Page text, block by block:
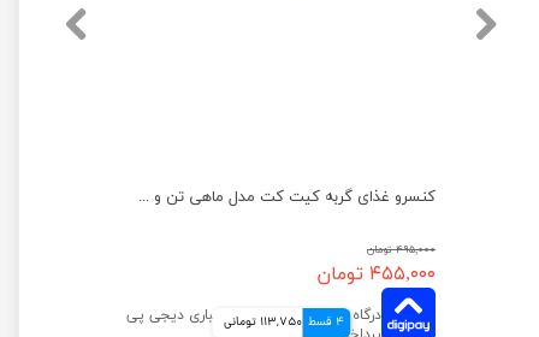
کنسرو غذای گربه کیت کت مدل ماهی تن و سالمون وزن 80 گرم
۴۹۵,۰۰۰ تومان
۴۵۵,۰۰۰ تومان
4 قسط 113,750 تومانی